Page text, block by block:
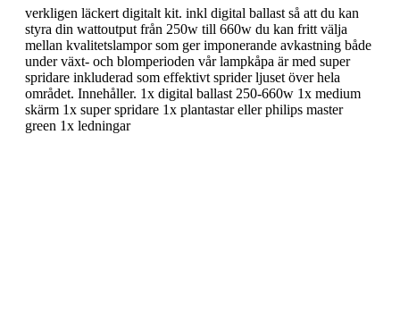
verkligen läckert digitalt kit. inkl digital ballast så att du kan
styra din wattoutput från 250w till 660w du kan fritt välja
mellan kvalitetslampor som ger imponerande avkastning både
under växt- och blomperioden vår lampkåpa är med super
spridare inkluderad som effektivt sprider ljuset över hela
området. Innehåller. 1x digital ballast 250-660w 1x medium
skärm 1x super spridare 1x plantastar eller philips master
green 1x ledningar